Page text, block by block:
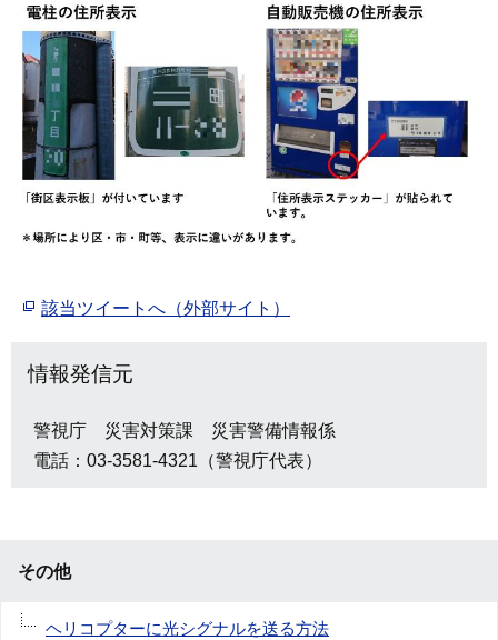
該当ツイートへ（外部サイト）
情報発信元
警視庁 災害対策課 災害警備情報係
電話：03-3581-4321（警視庁代表）
その他
ヘリコプターに光シグナルを送る方法